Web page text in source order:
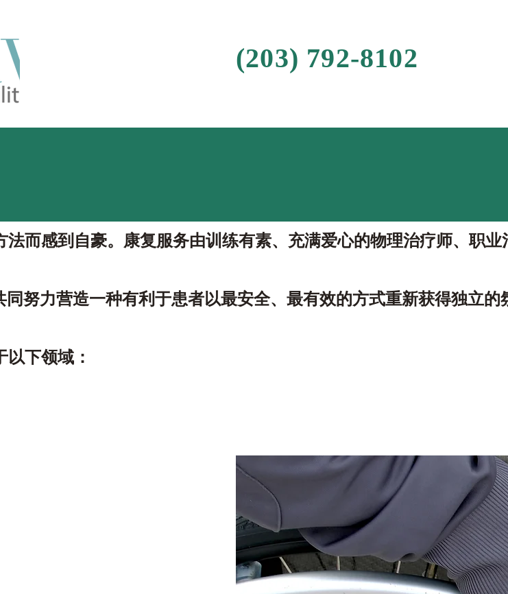
(203) 792-8102
而感到自豪。康复服务由训练有素、充满爱心的物理治疗师、职
努力营造一种有利于患者以最安全、最有效的方式重新获得独立
下领域：